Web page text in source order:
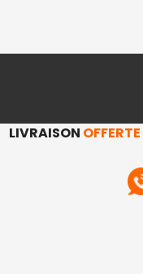
LIVRAISON OFFERTE